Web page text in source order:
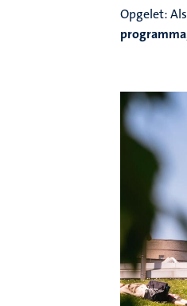
Opgelet: